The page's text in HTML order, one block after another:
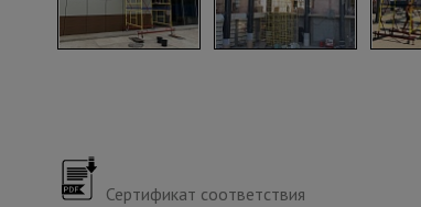
Сертификат соответствия